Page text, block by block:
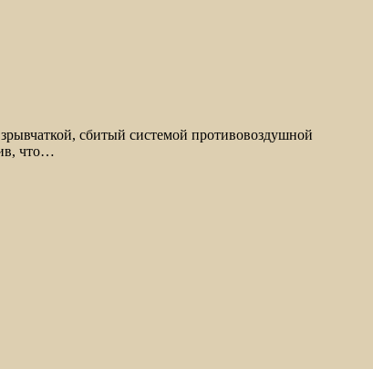
сбитый системой противовоздушной
что…